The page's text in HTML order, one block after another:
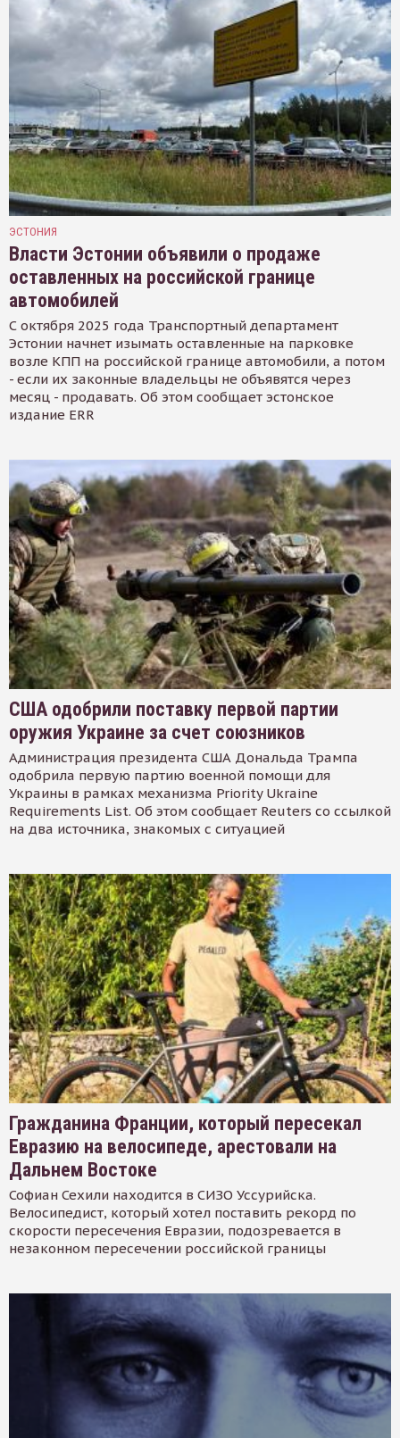
ЭСТОНИЯ
Власти Эстонии объявили о продаже
оставленных на российской границе
автомобилей
С октября 2025 года Транспортный департамент
Эстонии начнет изымать оставленные на парковке
возле КПП на российской границе автомобили, а потом
- если их законные владельцы не объявятся через
месяц - продавать. Об этом сообщает эстонское
издание ERR
США одобрили поставку первой партии
оружия Украине за счет союзников
Администрация президента США Дональда Трампа
одобрила первую партию военной помощи для
Украины в рамках механизма Priority Ukraine
Requirements List. Об этом сообщает Reuters со ссылкой
на два источника, знакомых с ситуацией
Гражданина Франции, который пересекал
Евразию на велосипеде, арестовали на
Дальнем Востоке
Софиан Сехили находится в СИЗО Уссурийска.
Велосипедист, который хотел поставить рекорд по
скорости пересечения Евразии, подозревается в
незаконном пересечении российской границы